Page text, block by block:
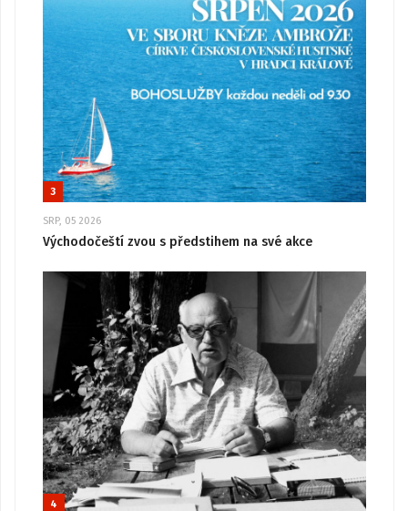
3
SRP, 05 2026
Východočeští zvou s předstihem na své akce
4